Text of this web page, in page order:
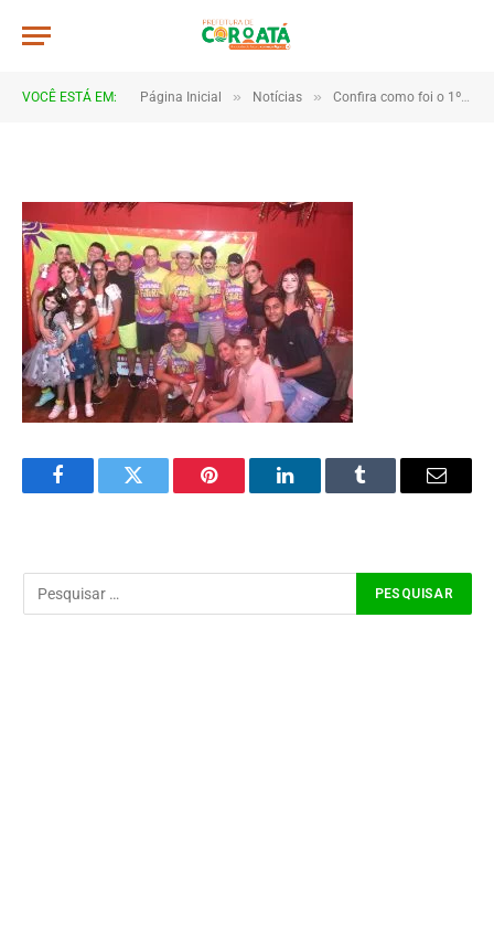
VOCÊ ESTÁ EM: Página Inicial » Notícias » Confira como foi o 1º dia do Carnaval de Coroatá
JWR_8303
FacebookTwitter Pinterest LinkedInTumblr Email